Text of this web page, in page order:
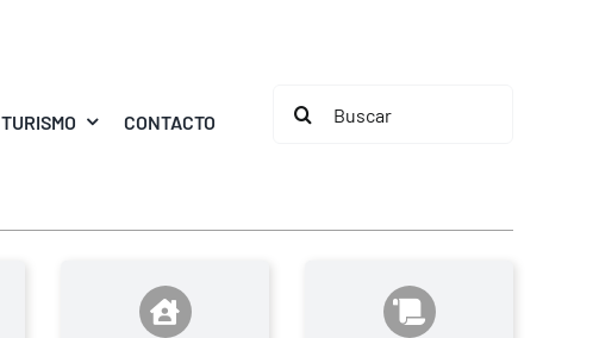
TURISMO CONTACTO
Buscar: